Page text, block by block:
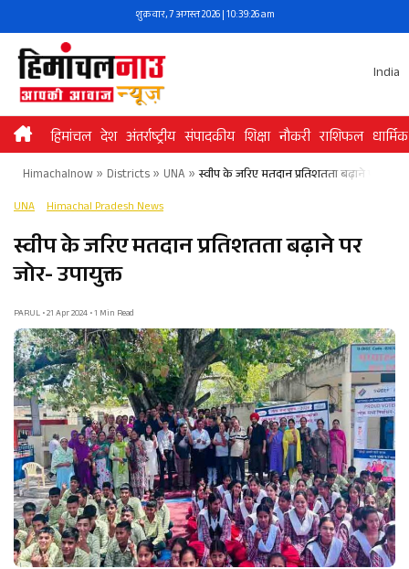
to
content
शुक्रवार, 7 अगस्त 2026 | 10:39:27 am
India
हिमांचल देश अंतर्राष्ट्रीय संपादकीय शिक्षा नौकरी राशिफल धार्मिक
Himachalnow» Districts» UNA » स्वीप के जरिए मतदान प्रतिशतता बढ़ाने पर जोर-
UNA Himachal Pradesh News
स्वीप के जरिए मतदान प्रतिशतता बढ़ाने पर
जोर- उपायुक्त
PARUL • 21 Apr 2024 • 1 Min Read